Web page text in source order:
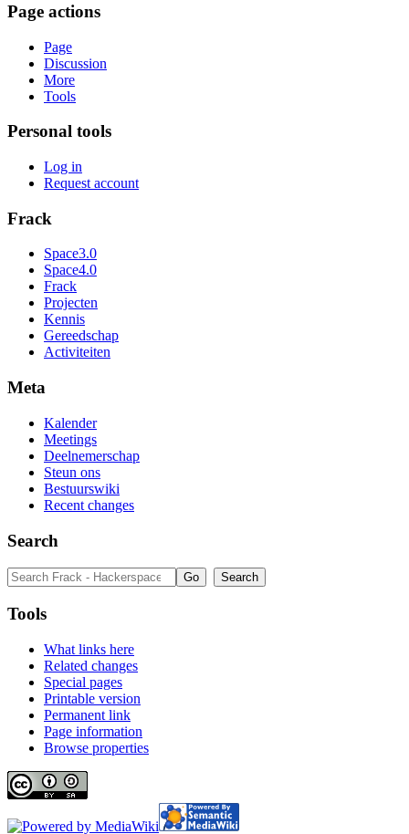
Page actions
Page
Discussion
More
Tools
Personal tools
Log in
Request account
Frack
Space3.0
Space4.0
Frack
Projecten
Kennis
Gereedschap
Activiteiten
Meta
Kalender
Meetings
Deelnemerschap
Steun ons
Bestuurswiki
Recent changes
Search
Tools
What links here
Related changes
Special pages
Printable version
Permanent link
Page information
Browse properties